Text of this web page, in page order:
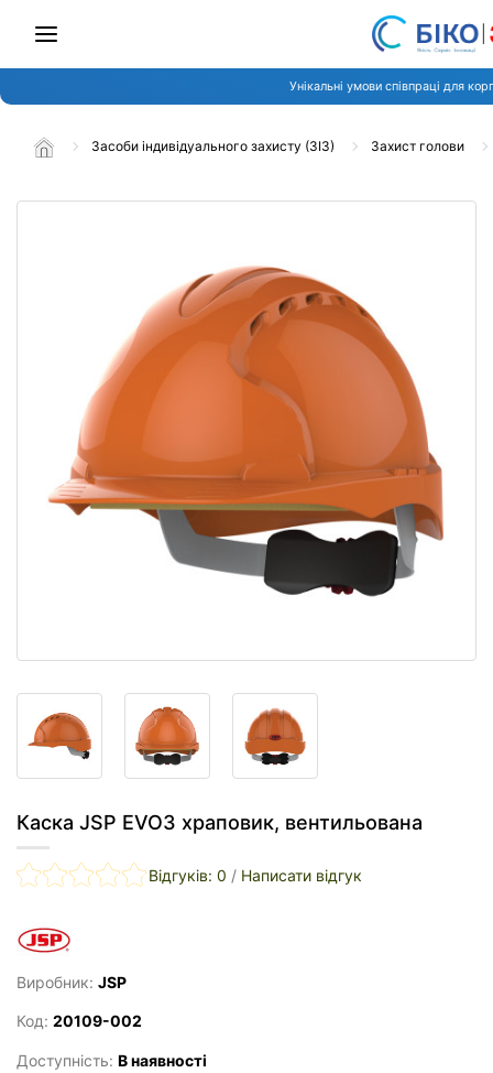
Унікальні умови співпраці для
Засоби індивідуального захисту (ЗІЗ) Захист голови
Каска JSP EVO3 храповик, вентильована
Відгуків: 0 / Написати відгук
Виробник: JSP
Код: 20109-002
Доступність: В наявності